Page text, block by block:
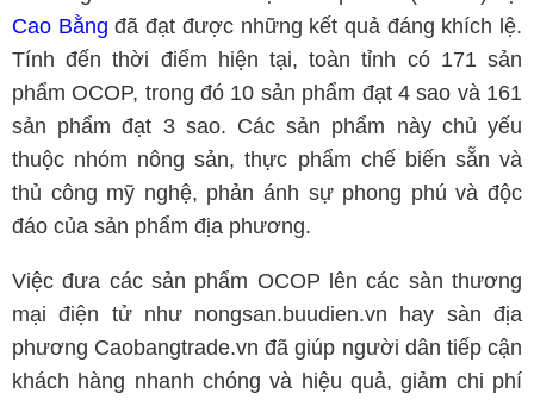
Cao Bằng đã đạt được những kết quả đáng khích lệ.
Tính đến thời điểm hiện tại, toàn tỉnh có 171 sản
phẩm OCOP, trong đó 10 sản phẩm đạt 4 sao và 161
sản phẩm đạt 3 sao. Các sản phẩm này chủ yếu
thuộc nhóm nông sản, thực phẩm chế biến sẵn và
thủ công mỹ nghệ, phản ánh sự phong phú và độc
đáo của sản phẩm địa phương.
Việc đưa các sản phẩm OCOP lên các sàn thương
mại điện tử như nongsan.buudien.vn hay sàn địa
phương Caobangtrade.vn đã giúp người dân tiếp cận
khách hàng nhanh chóng và hiệu quả, giảm chi phí